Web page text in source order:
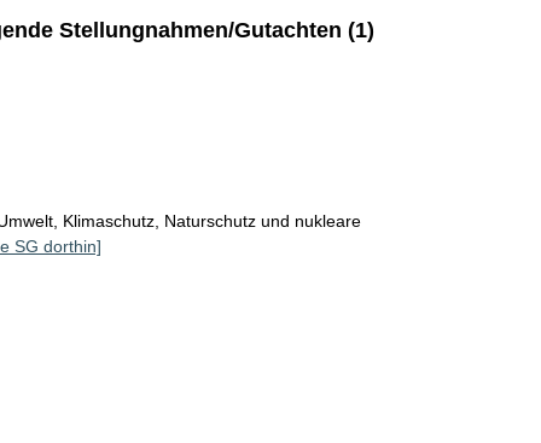
Stellungnahmen/Gutachten (1)
Klimaschutz, Naturschutz und nukleare
SG dorthin]